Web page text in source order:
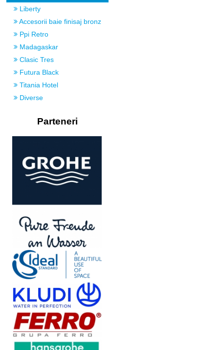
Liberty
Accesorii baie finisaj bronz
Ppi Retro
Madagaskar
Clasic Tres
Futura Black
Titania Hotel
Diverse
Parteneri